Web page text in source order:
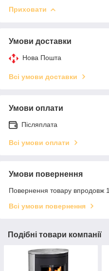
Приховати
Умови доставки
Нова Пошта
Всі умови доставки
Умови оплати
Післяплата
Всі умови оплати
Умови повернення
Повернення товару впродовж
Всі умови повернення
Подібні товари компанії